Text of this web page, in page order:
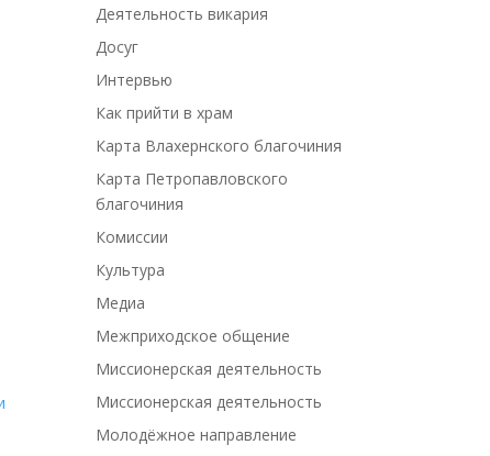
Деятельность викария
Досуг
Интервью
Как прийти в храм
Карта Влахернского благочиния
Карта Петропавловского
благочиния
Комиссии
Культура
Медиа
Межприходское общение
Миссионерская деятельность
Миссионерская деятельность
Молодёжное направление